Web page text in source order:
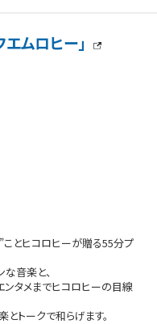
エムロヒー」
とヒコロヒーが贈る55分プ
音楽と、
タメまでヒコロヒーの目線
トークで和らげます。